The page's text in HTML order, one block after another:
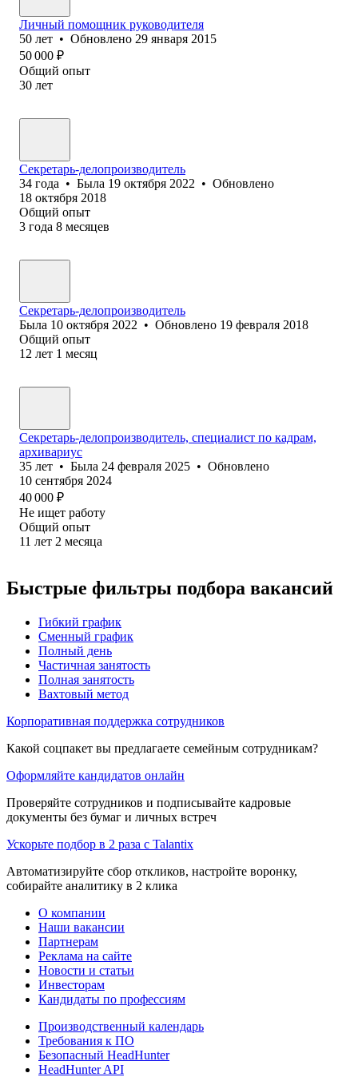
Личный помощник руководителя
50 лет • Обновлено 29 января 2015
50 000 ₽
Общий опыт
30 лет
Секретарь-делопроизводитель
34 года • Была 19 октября 2022 • Обновлено
18 октября 2018
Общий опыт
3 года 8 месяцев
Секретарь-делопроизводитель
Была 10 октября 2022 • Обновлено 19 февраля 2018
Общий опыт
12 лет 1 месяц
Секретарь-делопроизводитель, специалист по кадрам,
архивариус
35 лет • Была 24 февраля 2025 • Обновлено
10 сентября 2024
40 000 ₽
Не ищет работу
Общий опыт
11 лет 2 месяца
Быстрые фильтры подбора вакансий
Гибкий график
Сменный график
Полный день
Частичная занятость
Полная занятость
Вахтовый метод
Корпоративная поддержка сотрудников
Какой соцпакет вы предлагаете семейным сотрудникам?
Оформляйте кандидатов онлайн
Проверяйте сотрудников и подписывайте кадровые
документы без бумаг и личных встреч
Ускорьте подбор в 2 раза с Talantix
Автоматизируйте сбор откликов, настройте воронку,
собирайте аналитику в 2 клика
О компании
Наши вакансии
Партнерам
Реклама на сайте
Новости и статьи
Инвесторам
Кандидаты по профессиям
Производственный календарь
Требования к ПО
Безопасный HeadHunter
HeadHunter API